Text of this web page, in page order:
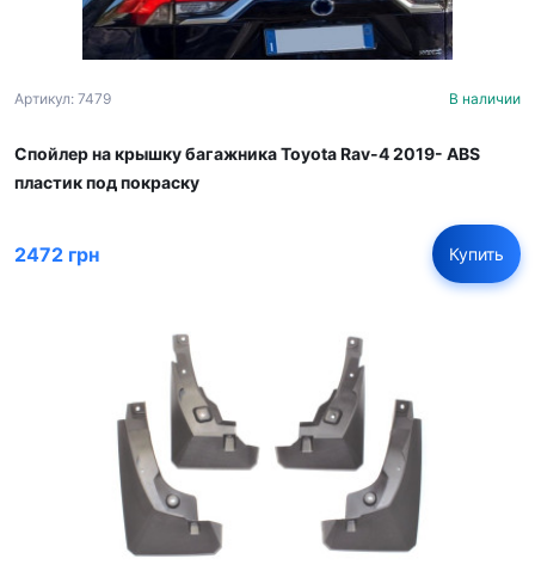
Артикул: 7479 В наличии
Спойлер на крышку багажника Toyota Rav-4 2019- ABS
пластик под покраску
2472 грн Купить